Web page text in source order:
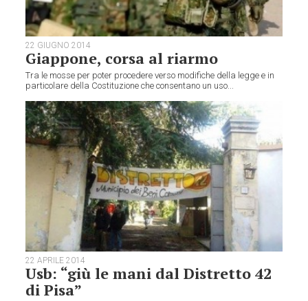
22 GIUGNO 2014
Giappone, corsa al riarmo
Tra le mosse per poter procedere verso modifiche della legge e in
particolare della Costituzione che consentano un uso...
22 APRILE 2014
Usb: “giù le mani dal Distretto 42
di Pisa”